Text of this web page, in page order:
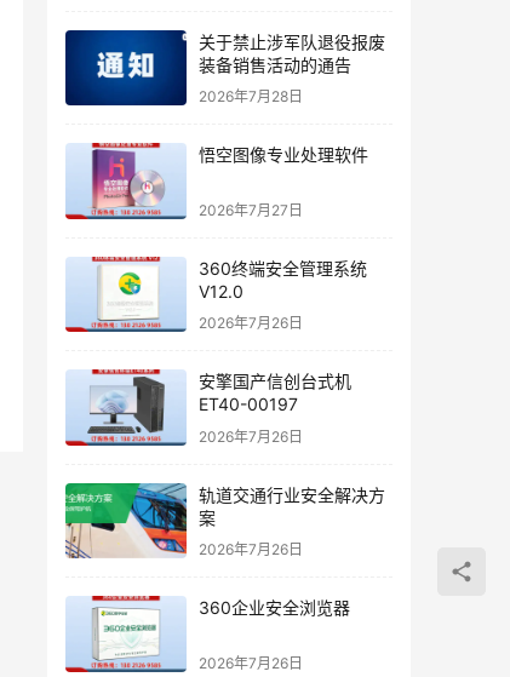
关于禁止涉军队退役报废
装备销售活动的通告
2026年7月28日
悟空图像专业处理软件
2026年7月27日
360终端安全管理系统
V12.0
2026年7月26日
安擎国产信创台式机
ET40-00197
2026年7月26日
轨道交通行业安全解决方
案
2026年7月26日
360企业安全浏览器
2026年7月26日